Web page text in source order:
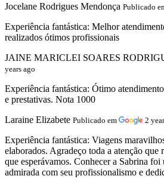
Jocelane Rodrigues Mendonça Publicado
Experiência fantástica: Melhor
realizados ótimos profissionais
JAINE MARICLEI SOARES
years ago
Experiência fantástica: Ótimo
e prestativas. Nota 1000
Laraine Elizabete Publicado em 2
Experiência fantástica: Viagens
elaborados. Agradeço toda a atenção que
que esperávamos. Conhecer a Sabrina
admirada com seu profissionalismo e